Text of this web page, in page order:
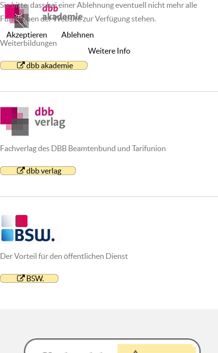
Weiterbildungen
dbb akademie
Fachverlag des DBB Beamtenbund und Tarifunion
dbb verlag
Der Vorteil für den öffentlichen Dienst
BSW.
Sie bitte, dass bei einer Ablehnung eventuell nicht mehr alle
Funktionen der Website zur Verfügung stehen.
Akzeptieren
Ablehnen
Weitere Info